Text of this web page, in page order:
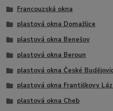
Francouzská okna
plastová okna Domažlice
plastová okna Benešov
plastová okna Beroun
plastová okna České
plastová okna Františkovy
plastová okna Cheb